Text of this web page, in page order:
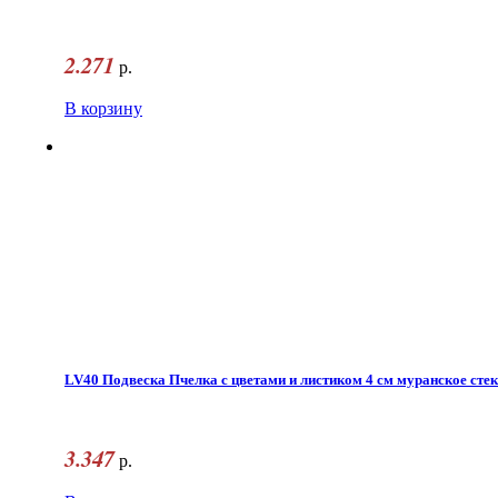
2.271 р.
В корзину
LV40 Подвеска Пчелка с цветами и листиком 4 см муранское
3.347 р.